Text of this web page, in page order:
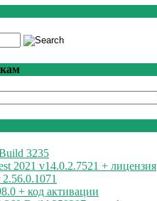
3235
2021 v14.0.2.7521 + лицензия
+ код активации